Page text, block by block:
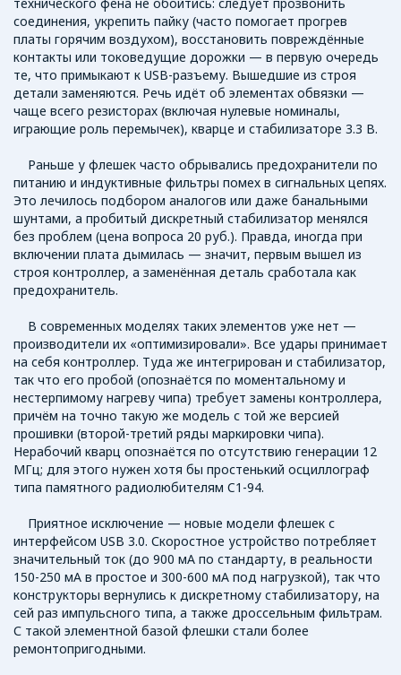
технического фена не обойтись: следует прозвонить
соединения, укрепить пайку (часто помогает прогрев
платы горячим воздухом), восстановить повреждённые
контакты или токоведущие дорожки — в первую очередь
те, что примыкают к USB-разъему. Вышедшие из строя
детали заменяются. Речь идёт об элементах обвязки —
чаще всего резисторах (включая нулевые номиналы,
играющие роль перемычек), кварце и стабилизаторе 3.3 В.
Раньше у флешек часто обрывались предохранители по
питанию и индуктивные фильтры помех в сигнальных цепях.
Это лечилось подбором аналогов или даже банальными
шунтами, а пробитый дискретный стабилизатор менялся
без проблем (цена вопроса 20 руб.). Правда, иногда при
включении плата дымилась — значит, первым вышел из
строя контроллер, а заменённая деталь сработала как
предохранитель.
В современных моделях таких элементов уже нет —
производители их «оптимизировали». Все удары принимает
на себя контроллер. Туда же интегрирован и стабилизатор,
так что его пробой (опознаётся по моментальному и
нестерпимому нагреву чипа) требует замены контроллера,
причём на точно такую же модель с той же версией
прошивки (второй-третий ряды маркировки чипа).
Нерабочий кварц опознаётся по отсутствию генерации 12
МГц; для этого нужен хотя бы простенький осциллограф
типа памятного радиолюбителям C1-94.
Приятное исключение — новые модели флешек с
интерфейсом USB 3.0. Скоростное устройство потребляет
значительный ток (до 900 мА по стандарту, в реальности
150-250 мА в простое и 300-600 мА под нагрузкой), так что
конструкторы вернулись к дискретному стабилизатору, на
сей раз импульсного типа, а также дроссельным фильтрам.
С такой элементной базой флешки стали более
ремонтопригодными.